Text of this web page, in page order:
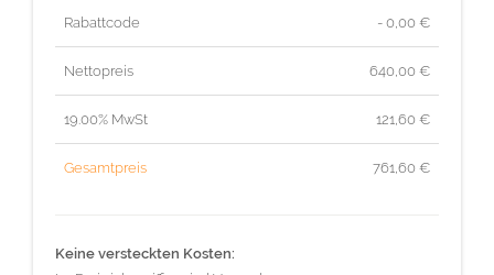
Rabattcode - 0,00 €
Nettopreis 640,00 €
19.00% MwSt 121,60 €
Gesamtpreis 761,60 €
Keine versteckten Kosten: